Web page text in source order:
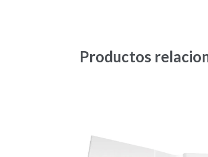
Productos